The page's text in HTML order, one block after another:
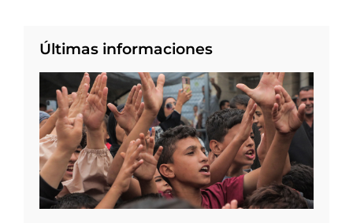
Últimas informaciones